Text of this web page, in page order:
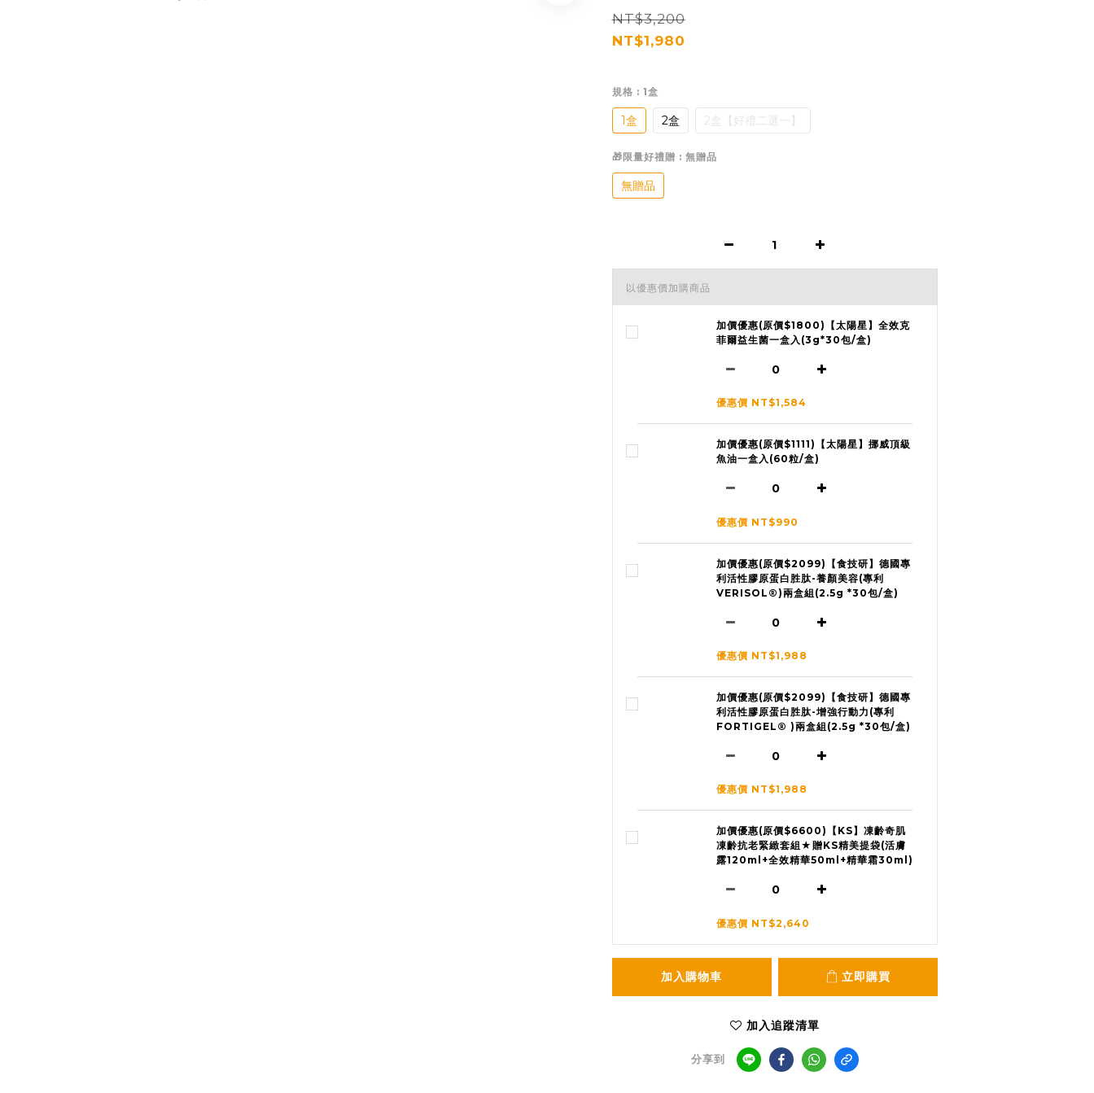
NT$3,200
NT$1,980
規格 : 1盒
1盒 2盒 2盒【好禮二選一】
🎁限量好禮贈 : 無贈品
無贈品
以優惠價加購商品
加價優惠(原價$1800)【太陽星】全效克
菲爾益生菌一盒入(3g*30包/盒)
優惠價 NT$1,584
加價優惠(原價$1111)【太陽星】挪威頂級
魚油一盒入(60粒/盒)
優惠價 NT$990
加價優惠(原價$2099)【食技研】德國專
利活性膠原蛋白胜肽-養顏美容(專利
VERISOL®)兩盒組(2.5g *30包/盒)
優惠價 NT$1,988
加價優惠(原價$2099)【食技研】德國專
利活性膠原蛋白胜肽-增強行動力(專利
FORTIGEL® )兩盒組(2.5g *30包/盒)
優惠價 NT$1,988
加價優惠(原價$6600)【KS】凍齡奇肌
凍齡抗老緊緻套組★贈KS精美提袋(活膚
露120ml+全效精華50ml+精華霜30ml)
優惠價 NT$2,640
加入購物車 立即購買
加入追蹤清單
分享到